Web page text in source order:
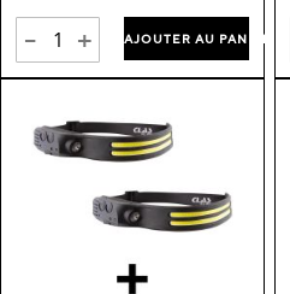
- + AJOUTER AU PANIER